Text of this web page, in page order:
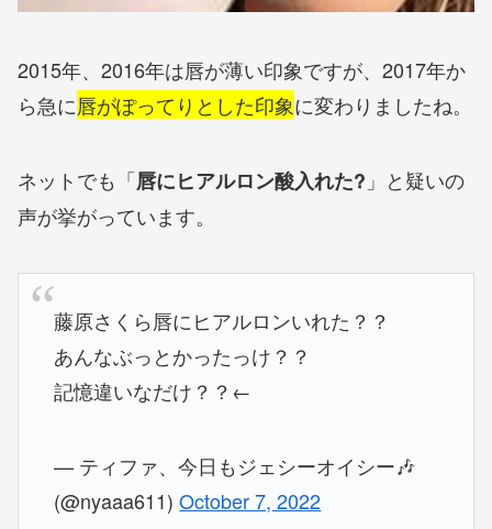
2015年、2016年は唇が薄い印象ですが、2017年か
ら急に唇がぽってりとした印象に変わりましたね。
ネットでも「唇にヒアルロン酸入れた? 」と疑いの
声が挙がっています。
藤原さくら唇にヒアルロンいれた？？
あんなぶっとかったっけ？？
記憶違いなだけ？？←
— ティファ、今日もジェシーオイシー🎶
(@nyaaa611)October 7, 2022